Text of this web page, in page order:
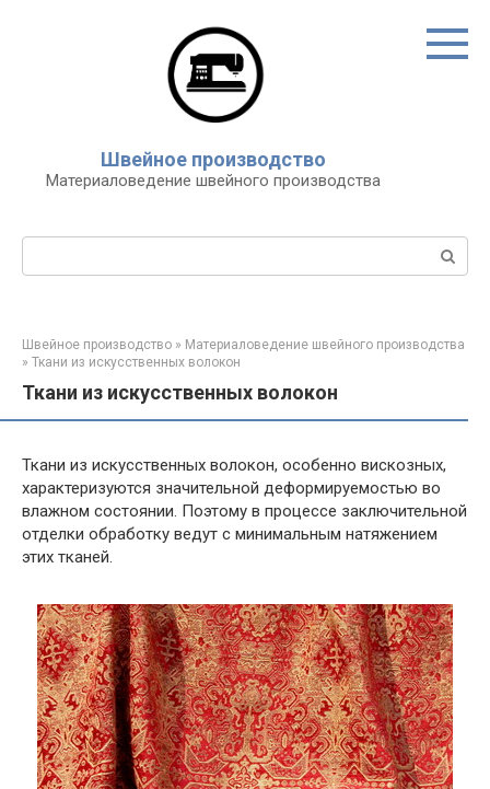
Швейное производство
Материаловедение швейного производства
Поиск:
Швейное производство » Материаловедение швейного производства
» Ткани из искусственных волокон
Ткани из искусственных волокон
Ткани из искусственных волокон, особенно вискозных,
характеризуются значительной деформируемостью во
влажном состоянии. Поэтому в процессе заключительной
отделки обработку ведут с минимальным натяжением
этих тканей.